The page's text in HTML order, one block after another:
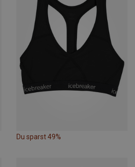
Du sparst 49%